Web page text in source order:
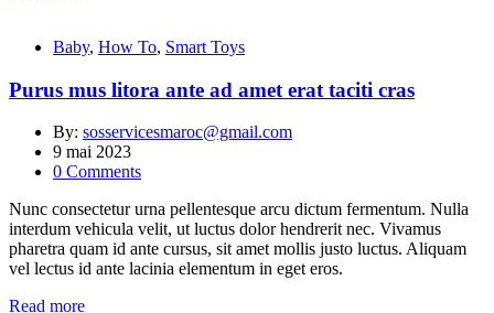
Baby, How To, Smart Toys
Purus mus litora ante ad amet erat taciti cras
By: sosservicesmaroc@gmail.com
9 mai 2023
0 Comments
Nunc consectetur urna pellentesque arcu dictum fermentum. Nulla
interdum vehicula velit, ut luctus dolor hendrerit nec. Vivamus
pharetra quam id ante cursus, sit amet mollis justo luctus. Aliquam
vel lectus id ante lacinia elementum in eget eros.
Read more